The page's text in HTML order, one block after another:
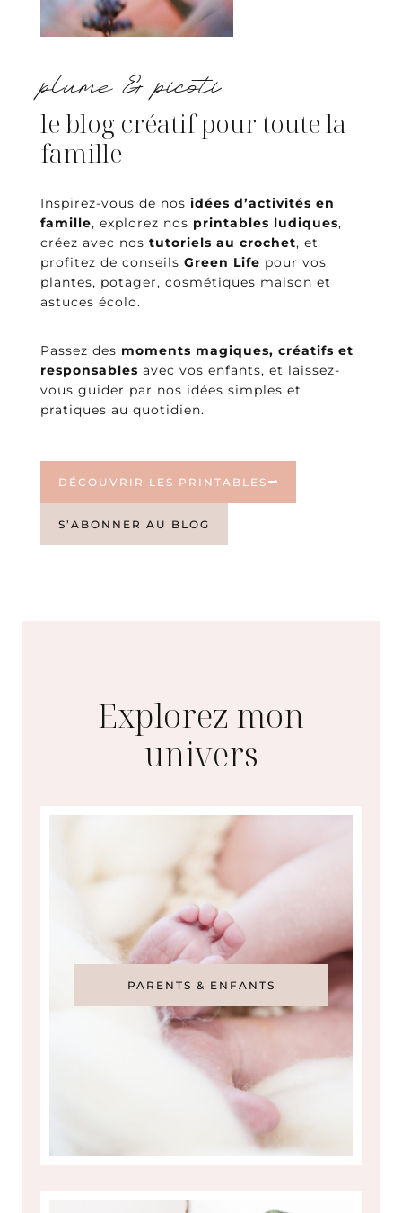
plume & picoti
le blog créatif pour toute la
famille
Inspirez-vous de nos idées d’activités en
famille, explorez nos printables ludiques,
créez avec nos tutoriels au crochet, et
profitez de conseils Green Life pour vos
plantes, potager, cosmétiques maison et
astuces écolo.
Passez des moments magiques, créatifs et
responsables avec vos enfants, et laissez-
vous guider par nos idées simples et
pratiques au quotidien.
DÉCOUVRIR LES PRINTABLES
S’ABONNER AU BLOG
Explorez mon
univers
PARENTS & ENFANTS